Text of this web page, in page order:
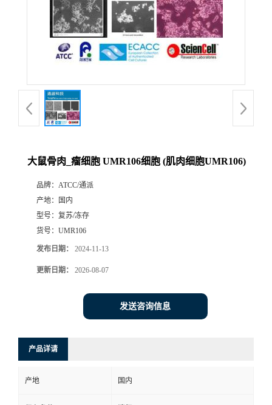
大鼠骨肉_瘤细胞 UMR106细胞 (肌肉细胞UMR106)
品牌： ATCC/通派
产地：
国内
型号： 复苏/冻存
货号： UMR106
发布日期： 2024-11-13
更新日期： 2026-08-07
发送咨询信息
产品详请
产地 国内